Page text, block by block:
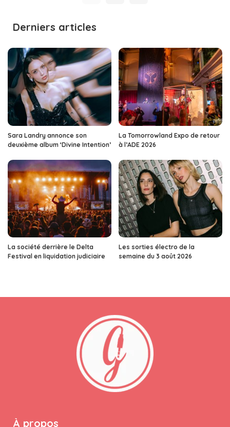
Derniers articles
Sara Landry annonce son
deuxième album ‘Divine Intention’
La Tomorrowland Expo de retour
à l’ADE 2026
La société derrière le Delta
Festival en liquidation judiciaire
Les sorties électro de la
semaine du 3 août 2026
À propos